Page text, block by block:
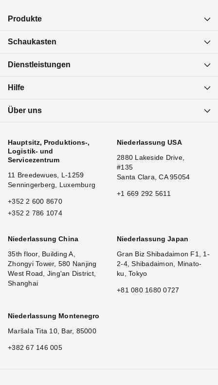
Produkte
Schaukasten
Dienstleistungen
Hilfe
Über uns
Hauptsitz, Produktions-,
Logistik- und
Servicezentrum
11 Breedewues, L-1259
Senningerberg, Luxemburg
+352 2 600 8670
+352 2 786 1074
Niederlassung USA
2880 Lakeside Drive,
#135
Santa Clara, CA 95054
+1 669 292 5611
Niederlassung China
35th floor, Building A,
Zhongyi Tower, 580 Nanjing
West Road, Jing'an District,
Shanghai
Niederlassung Japan
Gran Biz Shibadaimon F1, 1-
2-4, Shibadaimon, Minato-
ku, Tokyo
+81 080 1680 0727
Niederlassung Montenegro
Maršala Tita 10, Bar, 85000
+382 67 146 005